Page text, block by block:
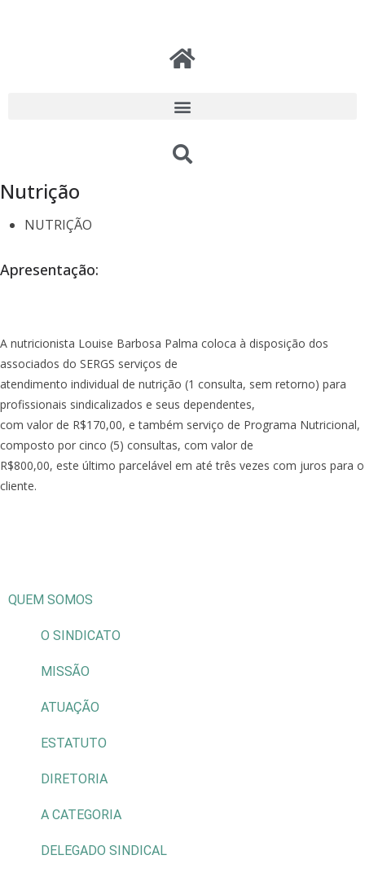
Nutrição
NUTRIÇÃO
Apresentação:
A nutricionista Louise Barbosa Palma coloca à disposição dos
associados do SERGS serviços de
atendimento individual de nutrição (1 consulta, sem retorno) para
profissionais sindicalizados e seus dependentes,
com valor de R$170,00, e também serviço de Programa Nutricional,
composto por cinco (5) consultas, com valor de
R$800,00, este último parcelável em até três vezes com juros para o
cliente.
QUEM SOMOS
O SINDICATO
MISSÃO
ATUAÇÃO
ESTATUTO
DIRETORIA
A CATEGORIA
DELEGADO SINDICAL